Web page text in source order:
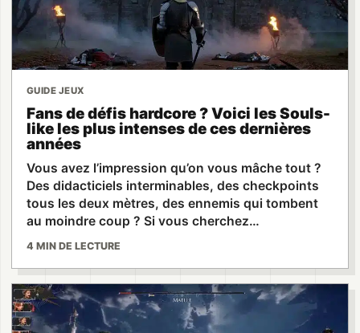
GUIDE JEUX
Fans de défis hardcore ? Voici les Souls-
like les plus intenses de ces dernières
années
Vous avez l’impression qu’on vous mâche tout ?
Des didacticiels interminables, des checkpoints
tous les deux mètres, des ennemis qui tombent
au moindre coup ? Si vous cherchez…
4 MIN DE LECTURE